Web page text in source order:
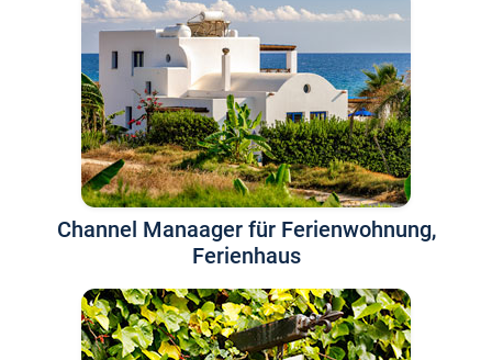
Channel Manaager für Ferienwohnung,
Ferienhaus